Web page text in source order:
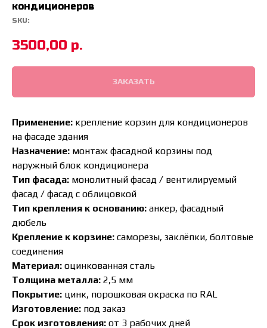
кондиционеров
SKU:
3500,00 р.
ЗАКАЗАТЬ
Применение: крепление корзин для кондиционеров
на фасаде здания
Назначение: монтаж фасадной корзины под
наружный блок кондиционера
Тип фасада: монолитный фасад / вентилируемый
фасад / фасад с облицовкой
Тип крепления к основанию: анкер, фасадный
дюбель
Крепление к корзине: саморезы, заклёпки, болтовые
соединения
Материал: оцинкованная сталь
Толщина металла: 2,5 мм
Покрытие: цинк, порошковая окраска по RAL
Изготовление: под заказ
Срок изготовления: от 3 рабочих дней